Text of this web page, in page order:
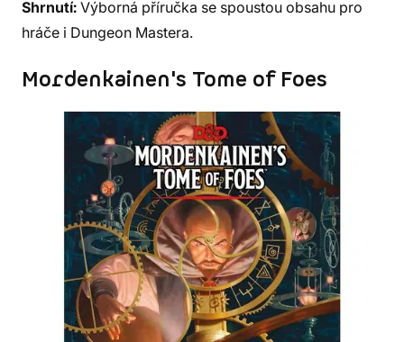
Shrnutí: Výborná příručka se spoustou obsahu pro
hráče i Dungeon Mastera.
Mordenkainen's Tome of Foes